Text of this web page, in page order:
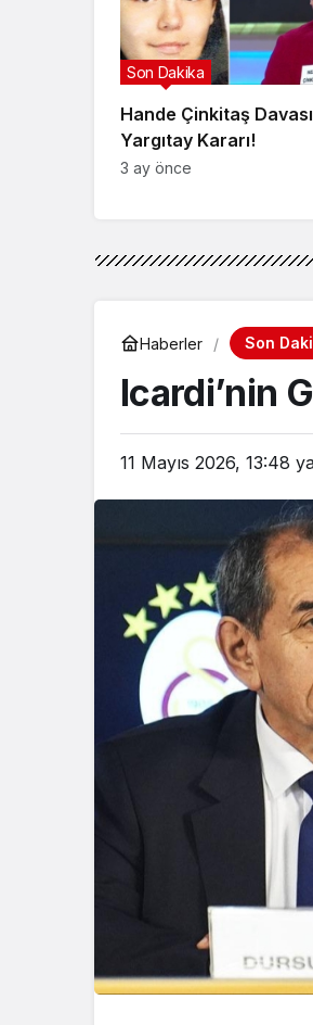
Hande Çinkitaş
Yargıtay Kararı!
Son Dakika
3 ay önce
Haberler Son
Icardi’nin
11 Mayıs 2026, 13:48